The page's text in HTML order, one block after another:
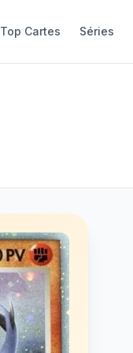
Top Cartes Séries
Top Cartes Séries